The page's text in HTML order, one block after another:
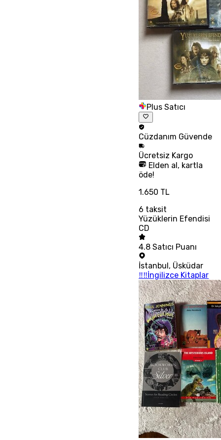
Plus Satıcı
Cüzdanım Güvende
Ücretsiz Kargo
Elden al, kartla
öde!
1.650 TL
6 taksit
Yüzüklerin Efendisi
CD
4.8 Satıcı Puanı
İstanbul , Üsküdar
‼‼İngilizce Kitaplar